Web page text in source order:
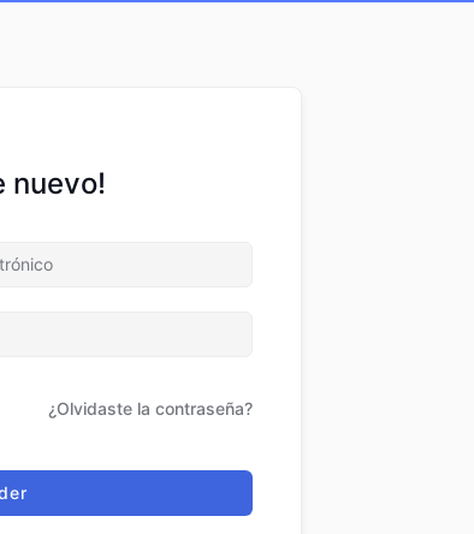
nuevo!
¿Olvidaste la contraseña?